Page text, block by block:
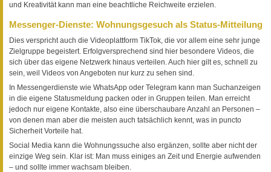
und Kreativität kann man eine beachtliche Reichweite erzielen.
Messenger-Dienste: Wohnungsgesuch als Status-Mitteilung
Dies verspricht auch die Videoplattform TikTok, die vor allem eine sehr junge
Zielgruppe begeistert. Erfolgversprechend sind hier besondere Videos, die
sich über das eigene Netzwerk hinaus verteilen. Auch hier gilt es, schnell zu
sein, weil Videos von Angeboten nur kurz zu sehen sind.
In Messengerdienste wie WhatsApp oder Telegram kann man Suchanzeigen
in die eigene Statusmeldung packen oder in Gruppen teilen. Man erreicht
jedoch nur eigene Kontakte, also eine überschaubare Anzahl an Personen –
von denen man aber die meisten auch tatsächlich kennt, was in puncto
Sicherheit Vorteile hat.
Social Media kann die Wohnungssuche also ergänzen, sollte aber nicht der
einzige Weg sein. Klar ist: Man muss einiges an Zeit und Energie aufwenden
– und sollte immer wachsam bleiben.